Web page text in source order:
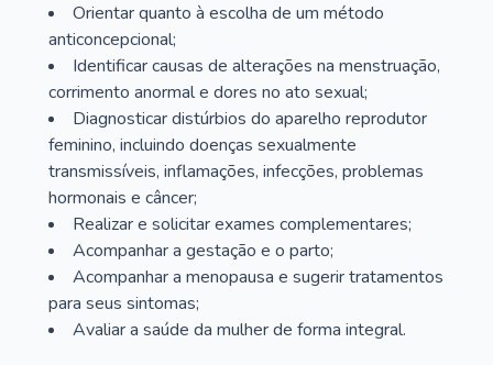
Orientar quanto à escolha de um método
anticoncepcional;
Identificar causas de alterações na menstruação,
corrimento anormal e dores no ato sexual;
Diagnosticar distúrbios do aparelho reprodutor
feminino, incluindo doenças sexualmente
transmissíveis, inflamações, infecções, problemas
hormonais e câncer;
Realizar e solicitar exames complementares;
Acompanhar a gestação e o parto;
Acompanhar a menopausa e sugerir tratamentos
para seus sintomas;
Avaliar a saúde da mulher de forma integral.